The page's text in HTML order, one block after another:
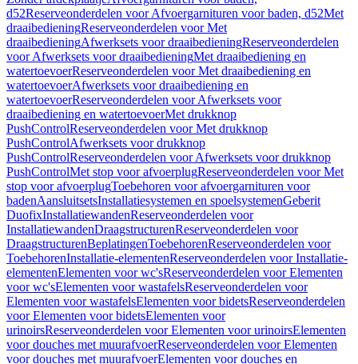
d52Reserveonderdelen voor Afvoergarnituren voor baden, d52Met
draaibedieningReserveonderdelen voor Met
draaibedieningAfwerksets voor draaibedieningReserveonderdelen
voor Afwerksets voor draaibedieningMet draaibediening en
watertoevoerReserveonderdelen voor Met draaibediening en
watertoevoerAfwerksets voor draaibediening en
watertoevoerReserveonderdelen voor Afwerksets voor
draaibediening en watertoevoerMet drukknop
PushControlReserveonderdelen voor Met drukknop
PushControlAfwerksets voor drukknop
PushControlReserveonderdelen voor Afwerksets voor drukknop
PushControlMet stop voor afvoerplugReserveonderdelen voor Met
stop voor afvoerplugToebehoren voor afvoergarnituren voor
badenAansluitsetsInstallatiesystemen en spoelsystemenGeberit
DuofixInstallatiewandenReserveonderdelen voor
InstallatiewandenDraagstructurenReserveonderdelen voor
DraagstructurenBeplatingenToebehorenReserveonderdelen voor
ToebehorenInstallatie-elementenReserveonderdelen voor Installatie-
elementenElementen voor wc'sReserveonderdelen voor Elementen
voor wc'sElementen voor wastafelsReserveonderdelen voor
Elementen voor wastafelsElementen voor bidetsReserveonderdelen
voor Elementen voor bidetsElementen voor
urinoirsReserveonderdelen voor Elementen voor urinoirsElementen
voor douches met muurafvoerReserveonderdelen voor Elementen
voor douches met muurafvoerElementen voor douches en